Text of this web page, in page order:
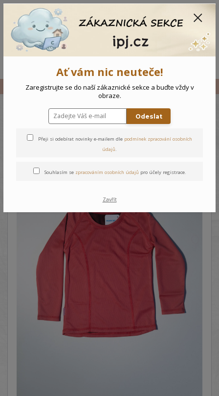
Vše Dětské triko
Dětské triko
Ať vám nic neuteče!
Zaregistrujte se do naší zákaznické sekce a buďte vždy v
obraze.
Odeslat
Přeji si odebírat novinky e-mailem dle podmínek zpracování osobních
údajů.
Souhlasím se zpracováním osobních údajů pro účely registrace.
Zavřít